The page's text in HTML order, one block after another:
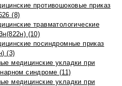
противошоковые приказ
(8)
травматологические
(10)
посиндромные приказ
(3)
медицинские укладки при
синдроме (11)
медицинские укладки при